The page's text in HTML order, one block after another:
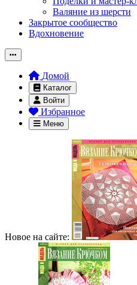
Валяние из шерсти
Закрытое сообщество
Вдохновение
Домой
Каталог
Войти
Избранное
Меню
Новое на сайте: